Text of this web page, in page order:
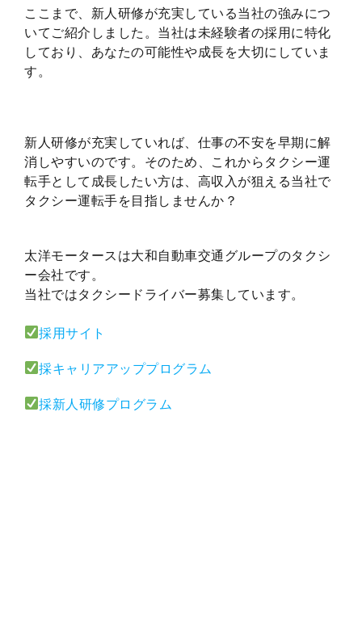
ここまで、新人研修が充実している当社の強みにつ
いてご紹介しました。当社は未経験者の採用に特化
しており、あなたの可能性や成長を大切にしていま
す。
新人研修が充実していれば、仕事の不安を早期に解
消しやすいのです。そのため、これからタクシー運
転手として成長したい方は、高収入が狙える当社で
タクシー運転手を目指しませんか？
太洋モータースは大和自動車交通グループのタクシ
ー会社です。
当社ではタクシードライバー募集しています。
採用サイト
採キャリアアッププログラム
採新人研修プログラム